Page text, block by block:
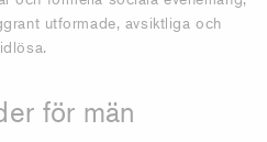
utformade, avsiktliga och
för män